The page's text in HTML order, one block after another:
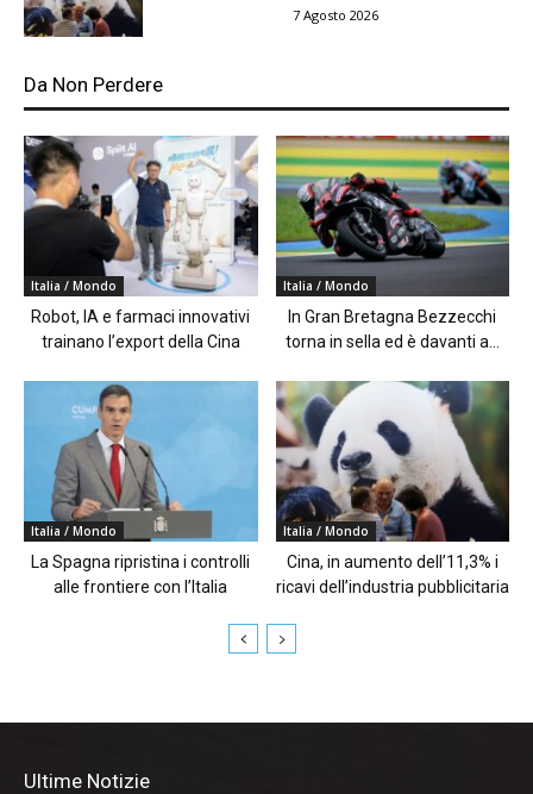
7 Agosto 2026
Da Non Perdere
Italia / Mondo
Robot, IA e farmaci innovativi
trainano l’export della Cina
Italia / Mondo
In Gran Bretagna Bezzecchi
torna in sella ed è davanti a...
Italia / Mondo
La Spagna ripristina i controlli
alle frontiere con l’Italia
Italia / Mondo
Cina, in aumento dell’11,3% i
ricavi dell’industria pubblicitaria
Ultime Notizie